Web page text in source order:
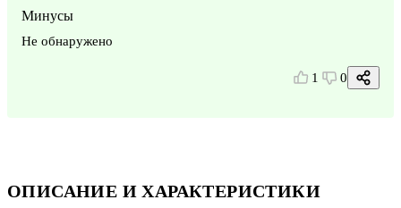
ОПИСАНИЕ И ХАРАКТЕРИСТИКИ
Минусы
Не обнаружено
1 0